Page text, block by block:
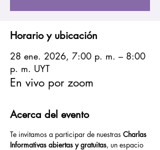
Horario y ubicación
28 ene. 2026, 7:00 p. m. – 8:00
p. m. UYT
En vivo por zoom
Acerca del evento
Te invitamos a participar de nuestras Charlas
Informativas abiertas y gratuitas, un espacio